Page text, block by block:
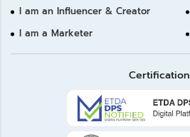
I am an Influencer & Creator
I am a Marketer
Certification